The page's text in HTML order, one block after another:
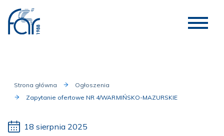
Strona główna
Ogłoszenia
Zapytanie ofertowe NR 4/WARMIŃSKO-MAZURSKIE
18 sierpnia 2025